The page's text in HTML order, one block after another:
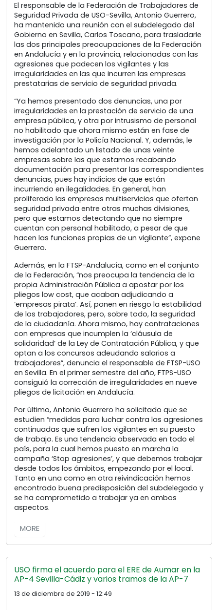
El responsable de la Federación de Trabajadores de
Seguridad Privada de USO-Sevilla, Antonio Guerrero,
ha mantenido una reunión con el subdelegado del
Gobierno en Sevilla, Carlos Toscano, para trasladarle
las dos principales preocupaciones de la Federación
en Andalucía y en la provincia, relacionadas con las
agresiones que padecen los vigilantes y las
irregularidades en las que incurren las empresas
prestatarias de servicio de seguridad privada.
“Ya hemos presentado dos denuncias, una por
irregularidades en la prestación de servicio de una
empresa pública, y otra por intrusismo de personal
no habilitado que ahora mismo están en fase de
investigación por la Policía Nacional. Y, además, le
hemos adelantado un listado de unas veinte
empresas sobre las que estamos recabando
documentación para presentar las correspondientes
denuncias, pues hay indicios de que están
incurriendo en ilegalidades. En general, han
proliferado las empresas multiservicios que ofertan
seguridad privada entre otras muchas divisiones,
pero que estamos detectando que no siempre
cuentan con personal habilitado, a pesar de que
hacen las funciones propias de un vigilante”, expone
Guerrero.
Además, en la FTSP-Andalucía, como en el conjunto
de la Federación, “nos preocupa la tendencia de la
propia Administración Pública a apostar por los
pliegos low cost, que acaban adjudicando a
‘empresas pirata’. Así, ponen en riesgo la estabilidad
de los trabajadores, pero, sobre todo, la seguridad
de la ciudadanía. Ahora mismo, hay contrataciones
con empresas que incumplen la ‘cláusula de
solidaridad’ de la Ley de Contratación Pública, y que
optan a los concursos adeudando salarios a
trabajadores”, denuncia el responsable de FTSP-USO
en Sevilla. En el primer semestre del año, FTPS-USO
consiguió la corrección de irregularidades en nueve
pliegos de licitación en Andalucía.
Por último, Antonio Guerrero ha solicitado que se
estudien “medidas para luchar contra las agresiones
continuadas que sufren los vigilantes en su puesto
de trabajo. Es una tendencia observada en todo el
país, para la cual hemos puesto en marcha la
campaña ‘Stop agresiones’, y que debemos trabajar
desde todos los ámbitos, empezando por el local.
Tanto en una como en otra reivindicación hemos
encontrado buena predisposición del subdelegado y
se ha comprometido a trabajar ya en ambos
aspectos.
MORE
USO firma el acuerdo para el ERE de Aumar en la
AP-4 Sevilla-Cádiz y varios tramos de la AP-7
13 de diciembre de 2019 - 12:49